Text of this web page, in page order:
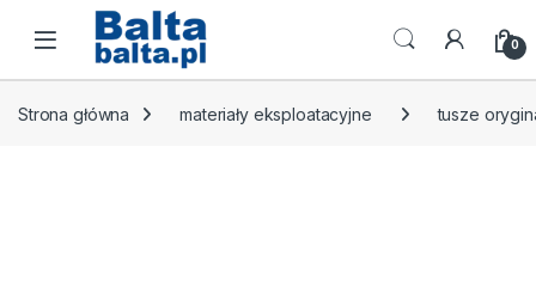
Skip to navigation
Skip to content
Open 0
Strona główna materiały eksploatacyjne tusze